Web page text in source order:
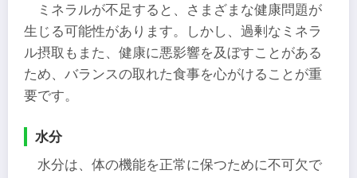
ミネラルが不足すると、さまざまな健康問題が
生じる可能性があります。しかし、過剰なミネラ
ル摂取もまた、健康に悪影響を及ぼすことがある
ため、バランスの取れた食事を心がけることが重
要です。
水分
水分は、体の機能を正常に保つために不可欠で